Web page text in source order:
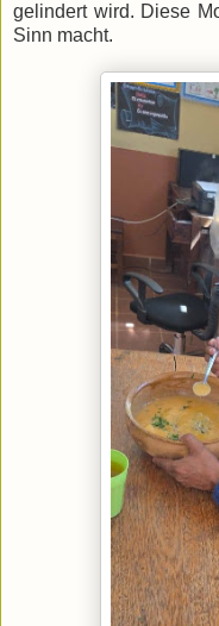
gelindert wird. Diese
Sinn macht.